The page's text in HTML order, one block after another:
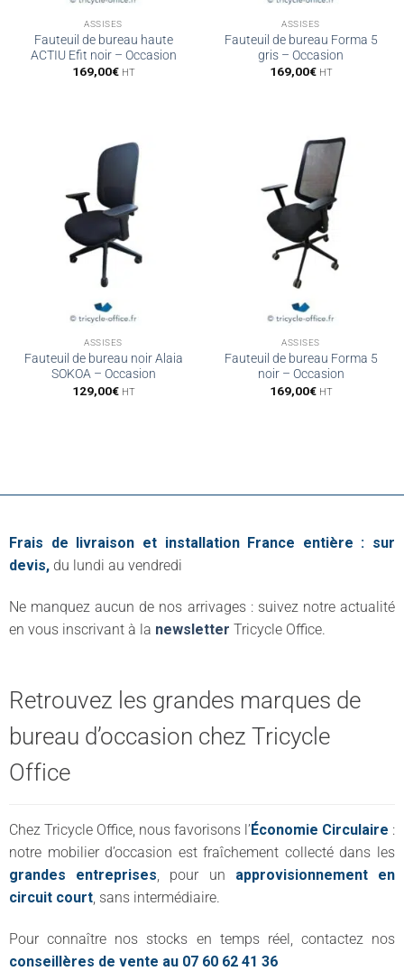
ASSISES
Fauteuil de bureau haute
ACTIU Efit noir – Occasion
169,00€ HT
ASSISES
Fauteuil de bureau Forma 5
gris – Occasion
169,00€ HT
ASSISES
Fauteuil de bureau noir Alaia
SOKOA – Occasion
129,00€ HT
ASSISES
Fauteuil de bureau Forma 5
noir – Occasion
169,00€ HT
Frais de livraison et installation France entière : sur
devis, du lundi au vendredi
Ne manquez aucun de nos arrivages : suivez notre actualité
en vous inscrivant à la newsletter Tricycle Office.
Retrouvez les grandes marques de
bureau d’occasion chez Tricycle
Office
Chez Tricycle Office, nous favorisons l’Économie Circulaire :
notre mobilier d’occasion est fraîchement collecté dans les
grandes entreprises , pour un approvisionnement en
circuit court , sans intermédiaire.
Pour connaître nos stocks en temps réel, contactez nos
conseillères de vente au 07 60 62 41 36